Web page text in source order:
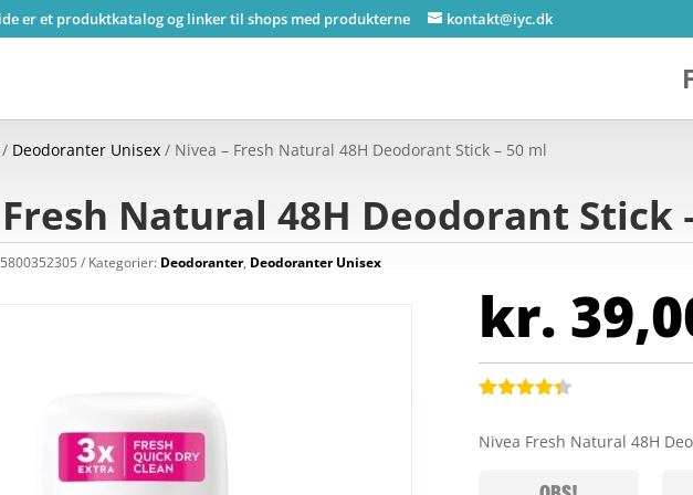
er et produktkatalog og linker til shops med produkterne kontakt@iyc.dk
/ Deodoranter Unisex / Nivea – Fresh Natural 48H Deodorant Stick – 50 ml
Natural 48H Deodorant Stick
Kategorier: Deodoranter, Deodoranter Unisex
kr.
ud af 5
Nivea Fresh Natural 48H